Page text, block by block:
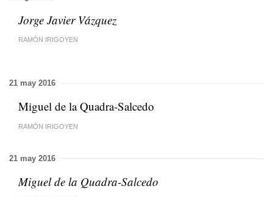
Jorge Javier Vázquez
RAMÓN IRIGOYEN
21 may 2016
Miguel de la Quadra-Salcedo
RAMÓN IRIGOYEN
21 may 2016
Miguel de la Quadra-Salcedo